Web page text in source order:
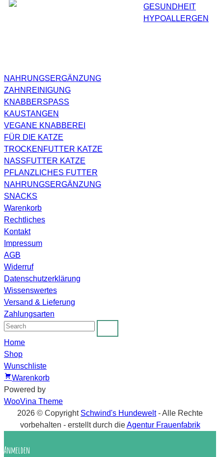
GESUNDHEIT
HYPOALLERGEN
NAHRUNGSERGÄNZUNG
ZAHNREINIGUNG
KNABBERSPASS
KAUSTANGEN
VEGANE KNABBEREI
FÜR DIE KATZE
TROCKENFUTTER KATZE
NASSFUTTER KATZE
PFLANZLICHES FUTTER
NAHRUNGSERGÄNZUNG
SNACKS
Warenkorb
Rechtliches
Kontakt
Impressum
AGB
Widerruf
Datenschutzerklärung
Wissenswertes
Versand & Lieferung
Zahlungsarten
Home
Shop
Wunschliste
Warenkorb
Powered by
WooVina Theme
2026 © Copyright Schwind's Hundewelt- Alle Rechte
vorbehalten - erstellt durch dieAgentur Frauenfabrik
Anmelden